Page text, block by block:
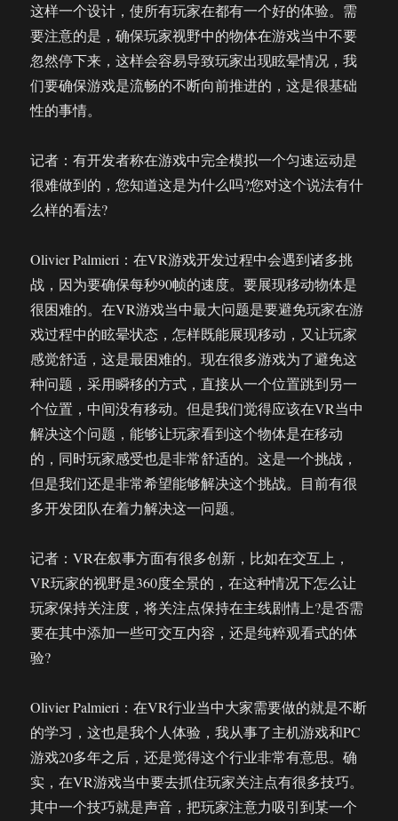
这样一个设计，使所有玩家在都有一个好的体验。需
要注意的是，确保玩家视野中的物体在游戏当中不要
忽然停下来，这样会容易导致玩家出现眩晕情况，我
们要确保游戏是流畅的不断向前推进的，这是很基础
性的事情。
记者：有开发者称在游戏中完全模拟一个匀速运动是
很难做到的，您知道这是为什么吗?您对这个说法有什
么样的看法?
Olivier Palmieri：在VR游戏开发过程中会遇到诸多挑
战，因为要确保每秒90帧的速度。要展现移动物体是
很困难的。在VR游戏当中最大问题是要避免玩家在游
戏过程中的眩晕状态，怎样既能展现移动，又让玩家
感觉舒适，这是最困难的。现在很多游戏为了避免这
种问题，采用瞬移的方式，直接从一个位置跳到另一
个位置，中间没有移动。但是我们觉得应该在VR当中
解决这个问题，能够让玩家看到这个物体是在移动
的，同时玩家感受也是非常舒适的。这是一个挑战，
但是我们还是非常希望能够解决这个挑战。目前有很
多开发团队在着力解决这一问题。
记者：VR在叙事方面有很多创新，比如在交互上，
VR玩家的视野是360度全景的，在这种情况下怎么让
玩家保持关注度，将关注点保持在主线剧情上?是否需
要在其中添加一些可交互内容，还是纯粹观看式的体
验?
Olivier Palmieri：在VR行业当中大家需要做的就是不断
的学习，这也是我个人体验，我从事了主机游戏和PC
游戏20多年之后，还是觉得这个行业非常有意思。确
实，在VR游戏当中要去抓住玩家关注点有很多技巧。
其中一个技巧就是声音，把玩家注意力吸引到某一个